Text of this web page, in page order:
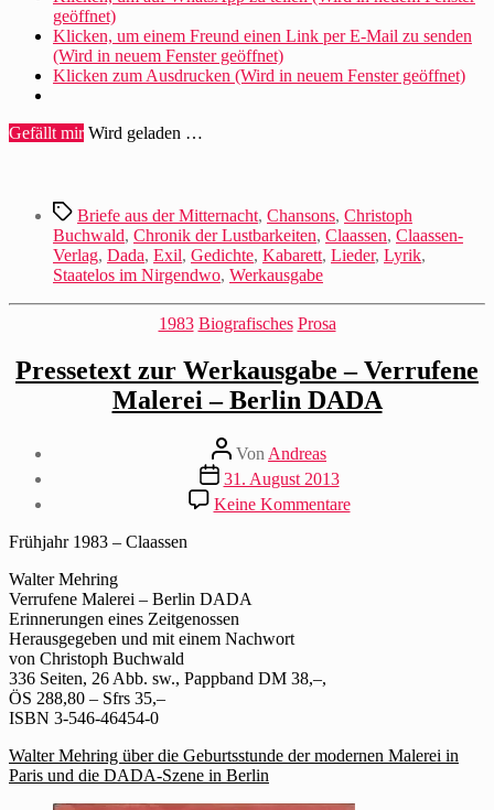
geöffnet)
Klicken, um einem Freund einen Link per E-Mail zu senden
(Wird in neuem Fenster geöffnet)
Klicken zum Ausdrucken (Wird in neuem Fenster geöffnet)
Gefällt mir Wird geladen …
Schlagwörter
Briefe aus der Mitternacht, Chansons, Christoph
Buchwald, Chronik der Lustbarkeiten, Claassen, Claassen-
Verlag, Dada, Exil, Gedichte, Kabarett, Lieder, Lyrik,
Staatelos im Nirgendwo, Werkausgabe
Kategorien
1983 Biografisches Prosa
Pressetext zur Werkausgabe – Verrufene
Malerei – Berlin DADA
Beitragsautor
Von Andreas
Beitragsdatum
31. August 2013
Keine Kommentarezu
Pressetext
Frühjahr 1983 – Claassen
Walter Mehring
Verrufene Malerei – Berlin DADA
Erinnerungen eines Zeitgenossen
Herausgegeben und mit einem Nachwort
von Christoph Buchwald
336 Seiten, 26 Abb. sw., Pappband DM 38,–,
ÖS 288,80 – Sfrs 35,–
ISBN 3-546-46454-0
Walter Mehring über die Geburtsstunde der modernen Malerei in
Paris und die DADA-Szene in Berlin